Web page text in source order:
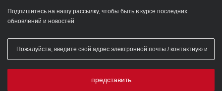
Подпишитесь на нашу рассылку, чтобы быть в курсе последних
обновлений и новостей
представить